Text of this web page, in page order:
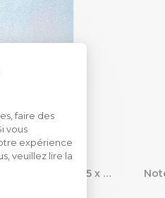
Notebook Ariel ligné et dots 15 x 21 cm